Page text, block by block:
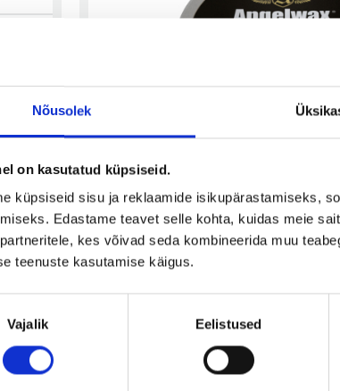
Nõusolek
on kasutatud küpsiseid.
küpsiseid sisu ja reklaamide isikupärastamiseks,
Edastame teavet selle kohta, kuidas meie
kes võivad seda kombineerida muu
teenuste kasutamise käigus.
Vajalik Eelistused